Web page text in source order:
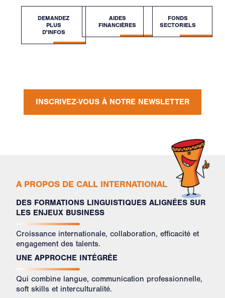
DEMANDEZ
PLUS
D'INFOS
AIDES
FINANCIÈRES
FONDS
SECTORIELS
INSCRIVEZ-VOUS À NOTRE NEWSLETTER
A PROPOS DE CALL INTERNATIONAL
DES FORMATIONS LINGUISTIQUES ALIGNÉES SUR
LES ENJEUX BUSINESS
Croissance internationale, collaboration, efficacité et
engagement des talents.
UNE APPROCHE INTÉGRÉE
Qui combine langue, communication professionnelle,
soft skills et interculturalité.